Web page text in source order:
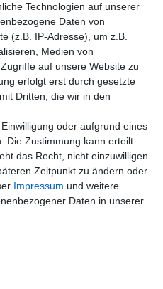
** Hierbei handelt es sich um ein Pflichtfeld.
Technologien auf unserer
Daten von
(z.B. IP-Adresse), um z.B.
Medien von
auf unsere Website zu
erfolgt erst durch gesetzte
Dritten, die wir in den
oder aufgrund eines
Die Zustimmung kann erteilt
das Recht, nicht einzuwilligen
Zeitpunkt zu ändern oder
Impressum und weitere
Daten in unserer